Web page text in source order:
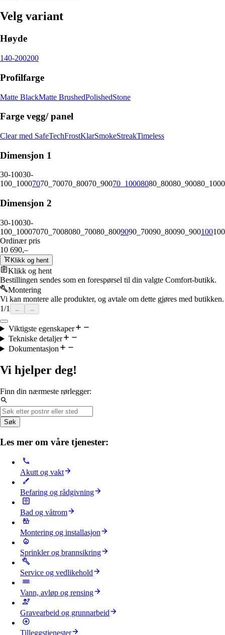
Velg variant
Høyde
140-200200
Profilfarge
Matte BlackMatte BrushedPolishedStone
Farge vegg/ panel
Clear med SafeTechFrostKlarSmokeStreakTimeless
Dimensjon 1
30-10030-
100_10007070_70070_80070_90070_10008080_80080_90080_1000
Dimensjon 2
30-10030-
100_10007070_7008080_70080_8009090_70090_80090_900100
Ordinær pris
10 690,–
Klikk og hent
Klikk og hent
Bestillingen sendes som en forespørsel til din valgte Comfort-butikk.
Montering
Vi kan montere alle produkter, og avtale om dette gjøres med butikken.
1/1 ← →
Viktigste egenskaper
Tekniske detaljer
Dokumentasjon
Vi hjelper deg!
Finn din nærmeste rørlegger:
Søk
Les mer om våre tjenester:
Akutt og vakt
Befaring og rådgivning
Bad og våtrom
Montering og installasjon
Sprinkler og brannsikring
Service og vedlikehold
Vann, avløp og rensing
Gravearbeid og grunnarbeid
Tilleggstjenester